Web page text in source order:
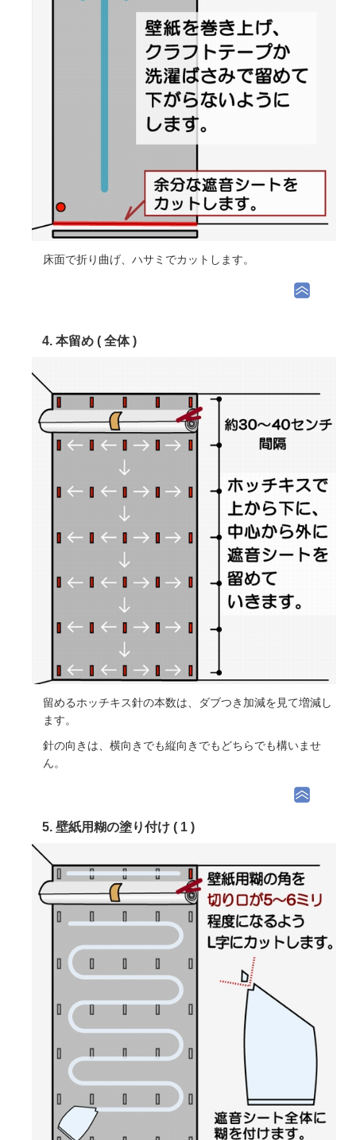
床面で折り曲げ、ハサミでカットします。
4. 本留め ( 全体 )
留めるホッチキス針の本数は、ダブつき加減を見て増減し
ます。
針の向きは、横向きでも縦向きでもどちらでも構いませ
ん。
5. 壁紙用糊の塗り付け ( 1 )